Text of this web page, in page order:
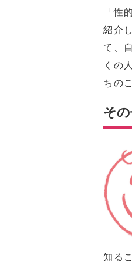
「性
紹介
て、
くの
ちの
そ
知る